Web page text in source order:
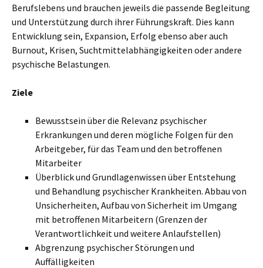
Berufslebens und brauchen jeweils die passende Begleitung
und Unterstützung durch ihrer Führungskraft. Dies kann
Entwicklung sein, Expansion, Erfolg ebenso aber auch
Burnout, Krisen, Suchtmittelabhängigkeiten oder andere
psychische Belastungen.
Ziele
Bewusstsein über die Relevanz psychischer
Erkrankungen und deren mögliche Folgen für den
Arbeitgeber, für das Team und den betroffenen
Mitarbeiter
Überblick und Grundlagenwissen über Entstehung
und Behandlung psychischer Krankheiten. Abbau von
Unsicherheiten, Aufbau von Sicherheit im Umgang
mit betroffenen Mitarbeitern (Grenzen der
Verantwortlichkeit und weitere Anlaufstellen)
Abgrenzung psychischer Störungen und
Auffälligkeiten